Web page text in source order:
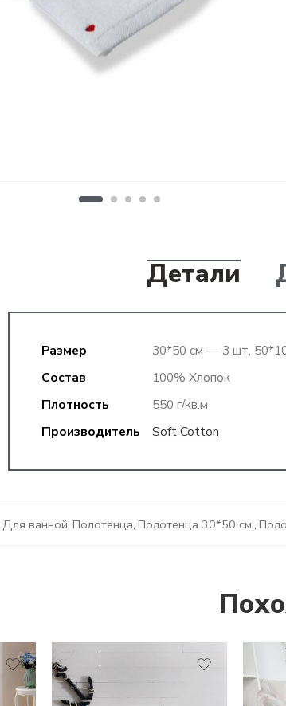
Детали
Размер
30*50 см — 3 шт,
Состав
100% Хлопок
Плотность
550 г/кв.м
Производитель
Soft Cotton
Для ванной, Полотенца, Полотенца 30*50 см.,